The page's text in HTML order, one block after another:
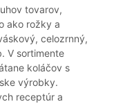
tovarov,
ako rožky a
celozrnný,
V sortimente
koláčov s
výrobky.
receptúr a